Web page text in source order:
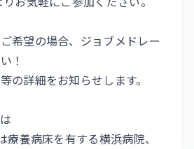
希望の場合、ジョブメドレー
！
の詳細をお知らせします。
療養病床を有する横浜病院、